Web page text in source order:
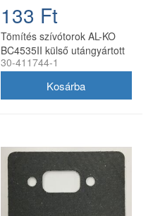
133 Ft
Tömítés szívótorok AL-KO
BC4535II külső utángyártott
30-411744-1